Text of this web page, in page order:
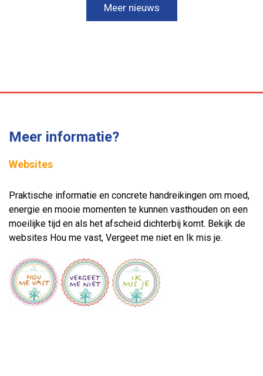
Meer nieuws
Meer informatie?
Websites
Praktische informatie en concrete handreikingen om moed,
energie en mooie momenten te kunnen vasthouden on een
moeilijke tijd en als het afscheid dichterbij komt. Bekijk de
websites Hou me vast, Vergeet me niet en Ik mis je.